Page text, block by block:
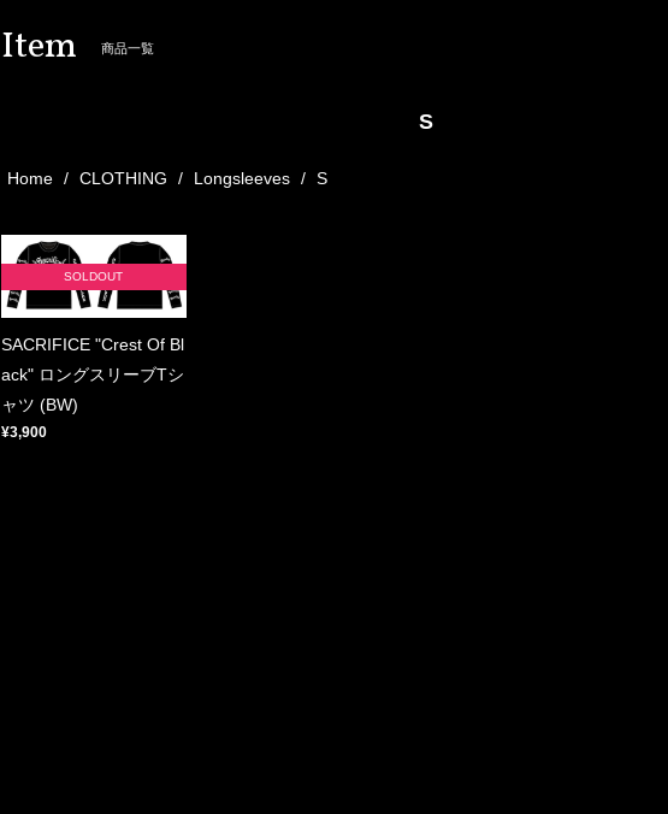
Item 商品一覧
S
Home CLOTHING Longsleeves S
SOLDOUT
SACRIFICE "Crest Of Bl
ack" ロングスリーブTシ
ャツ (BW)
¥3,900